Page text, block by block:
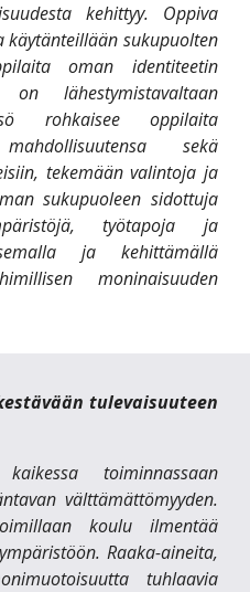
kehittyy. Oppiva
käytänteillään sukupuolten
oman identiteetin
on lähestymistavaltaan
rohkaisee oppilaita
sekä
tekemään valintoja ja
sukupuoleen sidottuja
työtapoja ja
ja kehittämällä
moninaisuuden
tulevaisuuteen
toiminnassaan
välttämättömyyden.
koulu ilmentää
Raaka-aineita,
tuhlaavia